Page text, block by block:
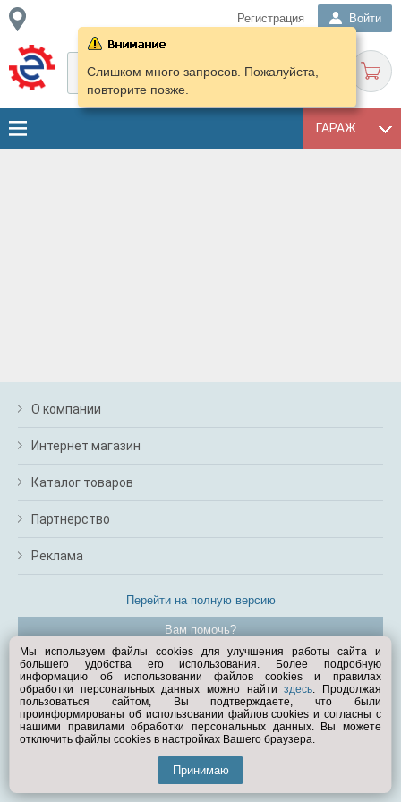
Регистрация Войти
ГАРАЖ
Слишком много запросов. Пожалуйста,
повторите позже.
О компании
Интернет магазин
Каталог товаров
Партнерство
Реклама
Перейти на полную версию
Вам помочь?
© Exist.ru 1998—2026
Мы используем файлы cookies для улучшения работы сайта и
большего удобства его использования. Более подробную
информацию об использовании файлов cookies и правилах
обработки персональных данных можно найтиздесь. Продолжая
пользоваться сайтом, Вы подтверждаете, что были
проинформированы об использовании файлов cookies и согласны с
нашими правилами обработки персональных данных. Вы можете
отключить файлы cookies в настройках Вашего браузера.
Принимаю